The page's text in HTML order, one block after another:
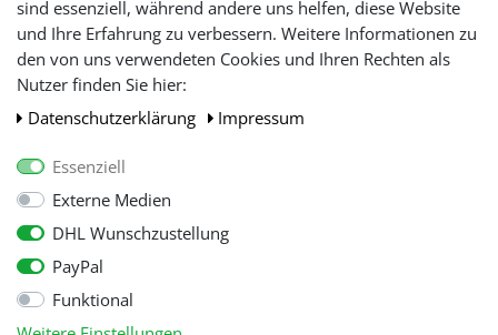
sind essenziell, während andere uns helfen, diese Website
und Ihre Erfahrung zu verbessern. Weitere Informationen zu
den von uns verwendeten Cookies und Ihren Rechten als
Nutzer finden Sie hier:
Daten­schutz­erklärung
Impressum
Essenziell
Externe Medien
DHL Wunschzustellung
PayPal
Funktional
Lieferbeschränkung
WIR AKZEPTIEREN